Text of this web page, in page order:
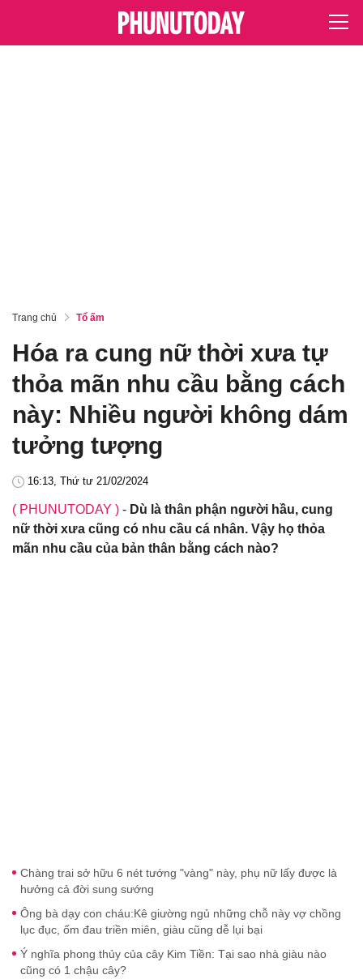
Trang chủ Tổ ấm
Hóa ra cung nữ thời xưa tự
thỏa mãn nhu cầu bằng cách
này: Nhiều người không dám
tưởng tượng
16:13, Thứ tư 21/02/2024
( PHUNUTODAY ) - Dù là thân phận người hầu, cung
nữ thời xưa cũng có nhu cầu cá nhân. Vậy họ thỏa
mãn nhu cầu của bản thân bằng cách nào?
Chàng trai sở hữu 6 nét tướng "vàng" này, phụ nữ lấy được là
hưởng cả đời sung sướng
Ông bà dạy con cháu:Kê giường ngủ những chỗ này vợ chồng
lục đục, ốm đau triền miên, giàu cũng dễ lụi bại
Ý nghĩa phong thủy của cây Kim Tiền: Tại sao nhà giàu nào
cũng có 1 chậu cây?